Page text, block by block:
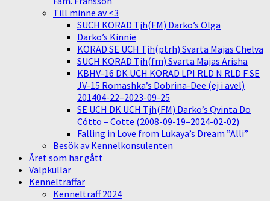
Till minne av <3
SUCH KORAD Tjh(FM) Darko’s Olga
Darko’s Kinnie
KORAD SE UCH Tjh(ptrh) Svarta Majas Chelva
SUCH KORAD Tjh(fm) Svarta Majas Arisha
KBHV-16 DK UCH KORAD LPI RLD N RLD F SE
JV-15 Romashka’s Dobrina-Dee (ej i avel)
201404-22–2023-09-25
SE UCH DK UCH Tjh(FM) Darko’s Qvinta Do
Cótto – Cotte (2008-09-19–2024-02-02)
Falling in Love from Lukaya’s Dream ”Alli”
Besök av Kennelkonsulenten
Året som har gått
Valpkullar
Kennelträffar
Kennelträff 2024